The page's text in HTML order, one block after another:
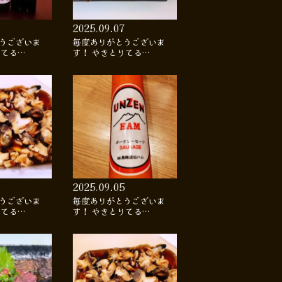
ございま
てる…
2025.09.07
毎度ありがとうございま
す！ やきとりてる…
ございま
てる…
2025.09.05
毎度ありがとうございま
す！ やきとりてる…